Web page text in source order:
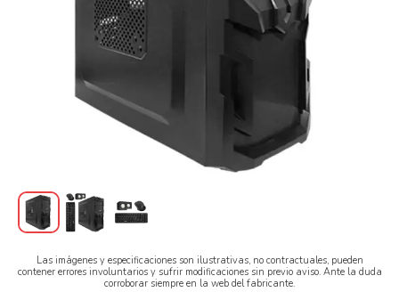
Las imágenes y especificaciones son ilustrativas, no contractuales, pueden
contener errores involuntarios y sufrir modificaciones sin previo aviso. Ante la duda
corroborar siempre en la web del fabricante.